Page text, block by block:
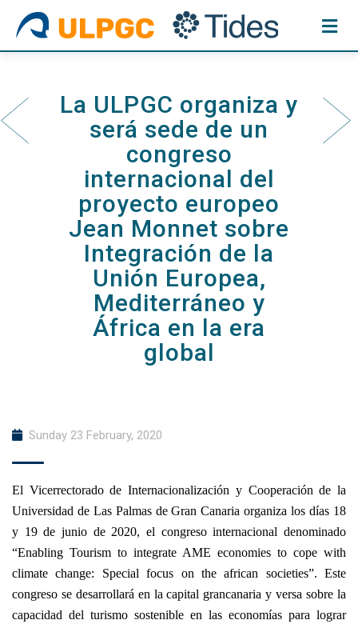
content
La ULPGC organiza y
será sede de un
congreso
internacional del
proyecto europeo
Jean Monnet sobre
Integración de la
Unión Europea,
Mediterráneo y
África en la era
global
Sunday 23 February, 2020
El Vicerrectorado de Internacionalización y Cooperación de la
Universidad de Las Palmas de Gran Canaria organiza los días 18
y 19 de junio de 2020, el congreso internacional denominado
“Enabling Tourism to integrate AME economies to cope with
climate change: Special focus on the african societies”. Este
congreso se desarrollará en la capital grancanaria y versa sobre la
capacidad del turismo sostenible en las economías para lograr